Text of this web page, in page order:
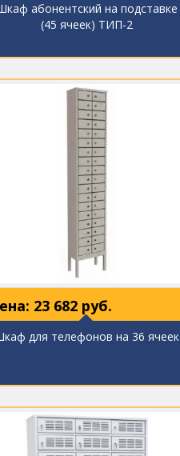
абонентский на подставке
(45 ячеек) ТИП-2
23 682 руб.
для телефонов на 36 ячеек